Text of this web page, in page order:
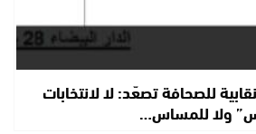
للصحافة تصعّد: لا لانتخابات
ولا للمساس…